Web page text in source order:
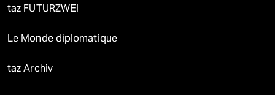
taz FUTURZWEI
Le Monde diplomatique
taz Archiv